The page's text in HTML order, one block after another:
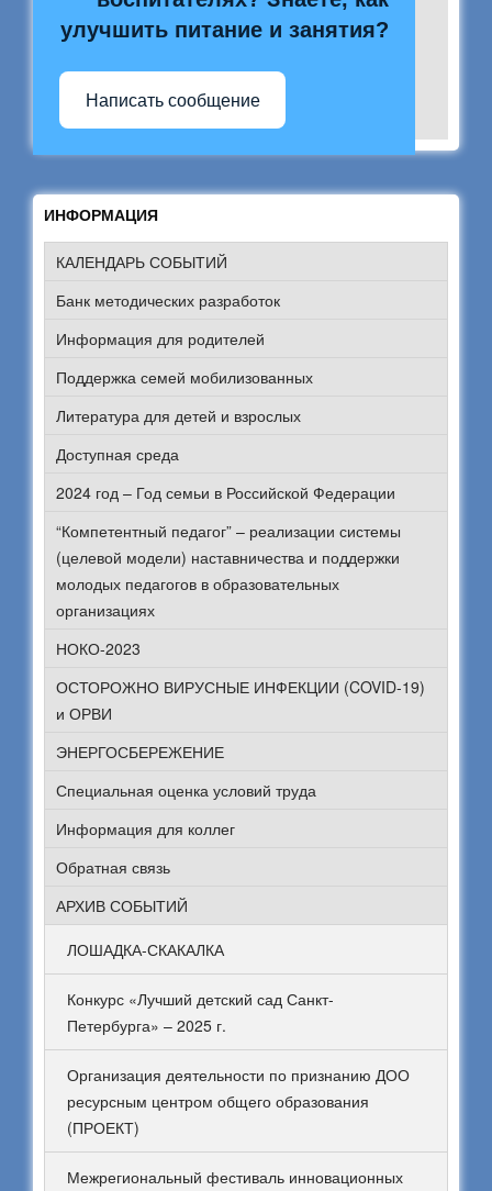
улучшить питание и занятия?
Написать сообщение
ИНФОРМАЦИЯ
КАЛЕНДАРЬ СОБЫТИЙ
Банк методических разработок
Информация для родителей
Поддержка семей мобилизованных
Литература для детей и взрослых
Доступная среда
2024 год – Год семьи в Российской Федерации
“Компетентный педагог” – реализации системы
(целевой модели) наставничества и поддержки
молодых педагогов в образовательных
организациях
НОКО-2023
ОСТОРОЖНО ВИРУСНЫЕ ИНФЕКЦИИ (COVID-19)
и ОРВИ
ЭНЕРГОСБЕРЕЖЕНИЕ
Специальная оценка условий труда
Информация для коллег
Обратная связь
АРХИВ СОБЫТИЙ
ЛОШАДКА-СКАКАЛКА
Конкурс «Лучший детский сад Санкт-
Петербурга» – 2025 г.
Организация деятельности по признанию ДОО
ресурсным центром общего образования
(ПРОЕКТ)
Межрегиональный фестиваль инновационных